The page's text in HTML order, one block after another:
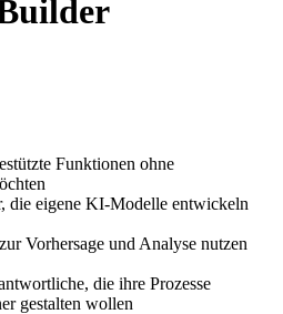
Funktionen ohne
die eigene KI-Modelle entwickeln
Vorhersage und Analyse nutzen
die ihre Prozesse
gestalten wollen